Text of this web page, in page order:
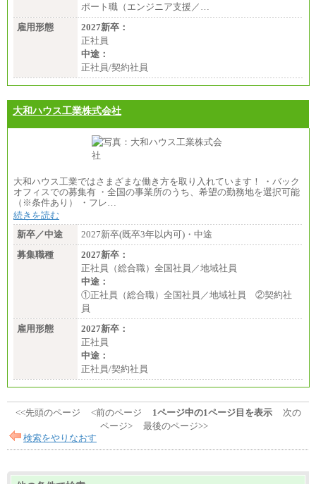
ポート職（エンジニア支援／…
雇用形態
2027新卒：
正社員
中途：
正社員/契約社員
大和ハウス工業株式会社
大和ハウス工業ではさまざまな働き方を取り入れています！ ・バック
オフィスでの募集有 ・全国の事業所のうち、希望の勤務地を選択可能
（※条件あり） ・フレ…
続きを読む
新卒／中途
2027新卒(既卒3年以内可)・中途
募集職種
2027新卒：
正社員（総合職）全国社員／地域社員
中途：
①正社員（総合職）全国社員／地域社員 ②契約社
員
雇用形態
2027新卒：
正社員
中途：
正社員/契約社員
<<先頭のページ <前のページ 1ページ中の1ページ目を表示
次の
ページ>
最後のページ>>
検索をやりなおす